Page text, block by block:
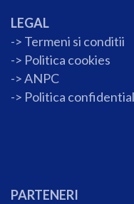
LEGAL
-> Termeni si conditii
-> Politica cookies
-> ANPC
-> Politica
PARTENERI